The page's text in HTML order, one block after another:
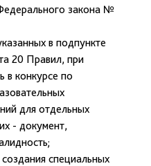
закона №
в подпункте
20 Правил, при
в конкурсе по
для отдельных
- документ,
специальных